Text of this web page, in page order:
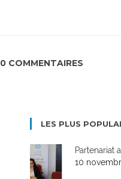
0 COMMENTAIRES
LES PLUS
Partenariat
10